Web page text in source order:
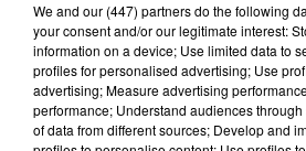
A LA UNE
We and our (447) partnersdo the following
your consent and/or our legitimate interest:
information on a device; Use limited data to
profiles for personalised advertising; Use
advertising; Measure advertising
performance; Understand audiences
of data from different sources; Develop and